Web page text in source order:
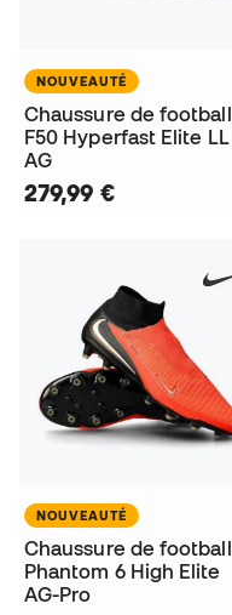
NOUVEAUTÉ
Chaussure de football
F50 Hyperfast Elite LL
AG
279,99 €
NOUVEAUTÉ
Chaussure de football
Phantom 6 High Elite
AG-Pro